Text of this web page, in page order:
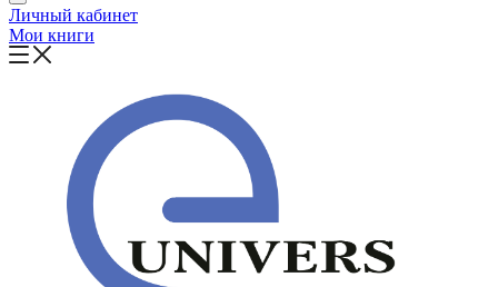
Личный кабинет
Мои книги